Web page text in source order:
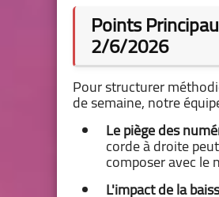
Points
2/6/2026
Pour structurer
de semaine, notre
Le piège des
corde à droite
composer avec le
L'impact de la